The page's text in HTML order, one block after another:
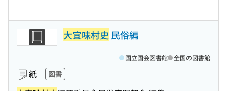
大宜味村史 民俗編
紙 図書
国立国会図書館 全国の図書館